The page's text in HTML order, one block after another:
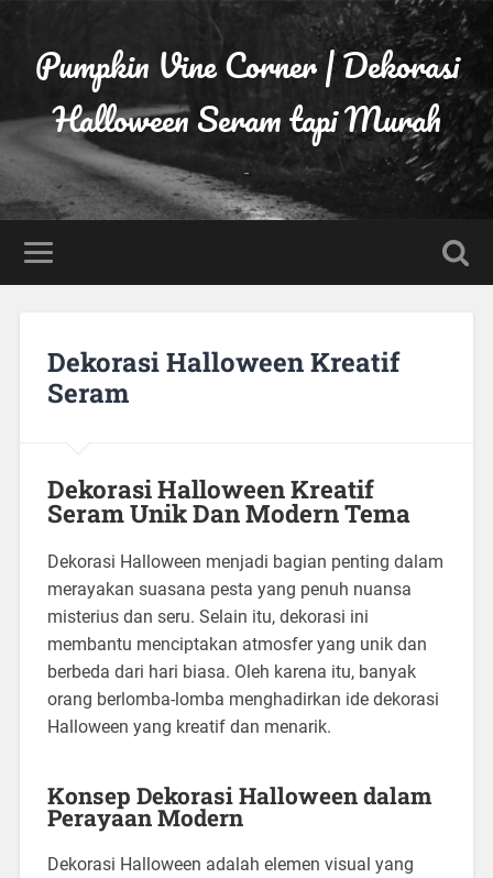
Pumpkin Vine Corner | Dekorasi
Halloween Seram tapi Murah
-
Dekorasi Halloween Kreatif
Seram
Dekorasi Halloween Kreatif
Seram Unik Dan Modern Tema
Dekorasi Halloween menjadi bagian penting dalam
merayakan suasana pesta yang penuh nuansa
misterius dan seru. Selain itu, dekorasi ini
membantu menciptakan atmosfer yang unik dan
berbeda dari hari biasa. Oleh karena itu, banyak
orang berlomba-lomba menghadirkan ide dekorasi
Halloween yang kreatif dan menarik.
Konsep Dekorasi Halloween dalam
Perayaan Modern
Dekorasi Halloween adalah elemen visual yang